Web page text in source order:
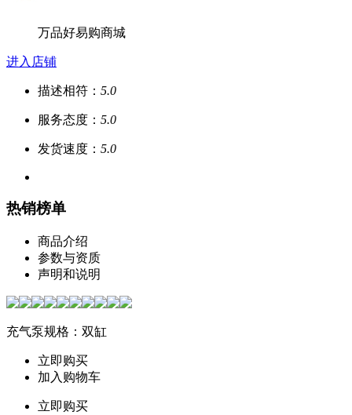
万品好易购商城
进入店铺
描述相符： 5.0
服务态度： 5.0
发货速度： 5.0
热销榜单
商品介绍
参数与资质
声明和说明
充气泵规格：双缸
立即购买
加入购物车
立即购买